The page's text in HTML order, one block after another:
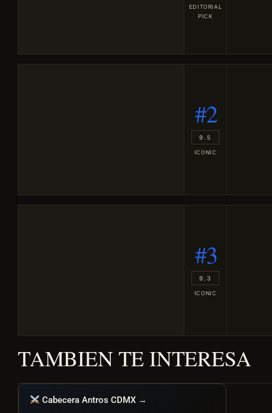
EDITORIAL
PICK
#2
9.5
ICONIC
#3
9.3
ICONIC
TAMBIEN TE INTERESA
Cabecera Antros CDMX →